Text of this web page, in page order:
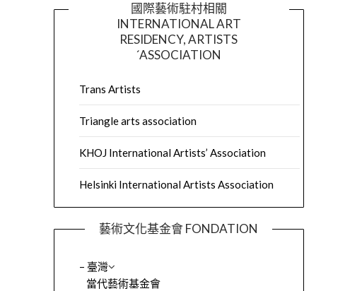
國際藝術駐村相關
INTERNATIONAL ART
RESIDENCY, ARTISTS
´ASSOCIATION
Trans Artists
Triangle arts association
KHOJ International Artists’ Association
Helsinki International Artists Association
藝術文化基金會 FONDATION
– 臺灣
當代藝術基金會